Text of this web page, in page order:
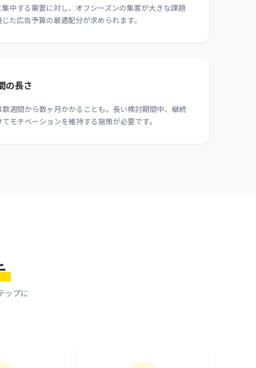
集中する需要に対し、オフシーズンの集客が大きな課題
た広告予算の最適配分が求められます。
の長さ
数週間から数ヶ月かかることも。長い検討期間中、継続
モチベーションを維持する施策が必要です。
ップに